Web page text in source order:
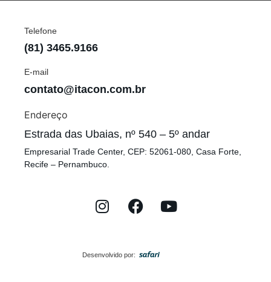
Telefone
(81) 3465.9166
E-mail
contato@itacon.com.br
Endereço
Estrada das Ubaias, nº 540 – 5º andar
Empresarial Trade Center, CEP: 52061-080, Casa Forte,
Recife – Pernambuco.
Desenvolvido por: